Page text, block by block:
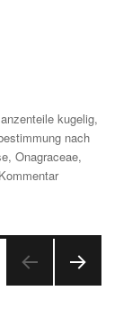
kugelig,
nach
,Onagraceae,
zu